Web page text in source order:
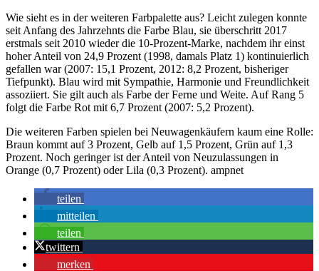
Wie sieht es in der weiteren Farbpalette aus? Leicht zulegen konnte
seit Anfang des Jahrzehnts die Farbe Blau, sie überschritt 2017
erstmals seit 2010 wieder die 10-Prozent-Marke, nachdem ihr einst
hoher Anteil von 24,9 Prozent (1998, damals Platz 1) kontinuierlich
gefallen war (2007: 15,1 Prozent, 2012: 8,2 Prozent, bisheriger
Tiefpunkt). Blau wird mit Sympathie, Harmonie und Freundlichkeit
assoziiert. Sie gilt auch als Farbe der Ferne und Weite. Auf Rang 5
folgt die Farbe Rot mit 6,7 Prozent (2007: 5,2 Prozent).
Die weiteren Farben spielen bei Neuwagenkäufern kaum eine Rolle:
Braun kommt auf 3 Prozent, Gelb auf 1,5 Prozent, Grün auf 1,3
Prozent. Noch geringer ist der Anteil von Neuzulassungen in
Orange (0,7 Prozent) oder Lila (0,3 Prozent). ampnet
teilen
mitteilen
teilen
twittern
merken